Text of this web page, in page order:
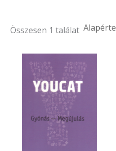
Összesen 1 találat